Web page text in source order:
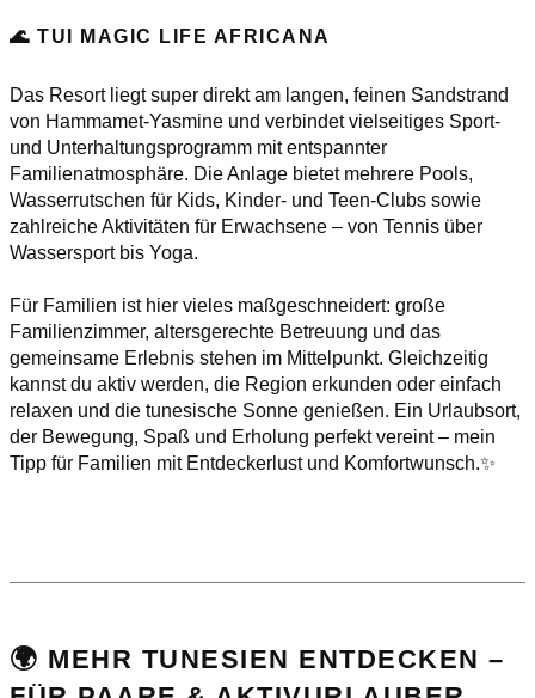
🌊 TUI MAGIC LIFE AFRICANA
Das Resort liegt super direkt am langen, feinen Sandstrand
von Hammamet-Yasmine und verbindet vielseitiges Sport-
und Unterhaltungsprogramm mit entspannter
Familienatmosphäre. Die Anlage bietet mehrere Pools,
Wasserrutschen für Kids, Kinder- und Teen-Clubs sowie
zahlreiche Aktivitäten für Erwachsene – von Tennis über
Wassersport bis Yoga.
Für Familien ist hier vieles maßgeschneidert: große
Familienzimmer, altersgerechte Betreuung und das
gemeinsame Erlebnis stehen im Mittelpunkt. Gleichzeitig
kannst du aktiv werden, die Region erkunden oder einfach
relaxen und die tunesische Sonne genießen. Ein Urlaubsort,
der Bewegung, Spaß und Erholung perfekt vereint – mein
Tipp für Familien mit Entdeckerlust und Komfortwunsch.✨
🌍 MEHR TUNESIEN ENTDECKEN –